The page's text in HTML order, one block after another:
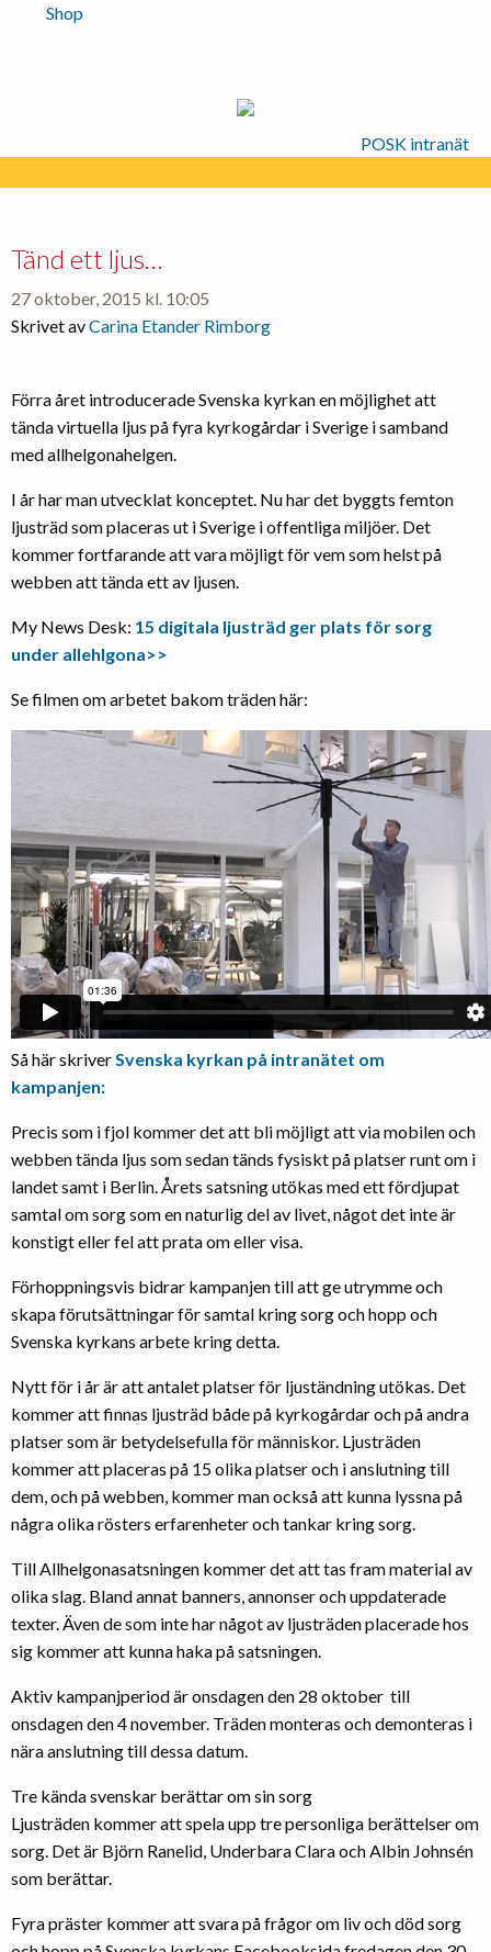
Shop
POSK intranät
Tänd ett ljus…
27 oktober, 2015 kl. 10:05
Skrivet avCarina Etander Rimborg
Förra året introducerade Svenska kyrkan en möjlighet att
tända virtuella ljus på fyra kyrkogårdar i Sverige i samband
med allhelgonahelgen.
I år har man utvecklat konceptet. Nu har det byggts femton
ljusträd som placeras ut i Sverige i offentliga miljöer. Det
kommer fortfarande att vara möjligt för vem som helst på
webben att tända ett av ljusen.
My News Desk: 15 digitala ljusträd ger plats för sorg
under allehlgona>>
Se filmen om arbetet bakom träden här:
Så här skriverSvenska kyrkan på intranätet om
kampanjen:
Precis som i fjol kommer det att bli möjligt att via mobilen och
webben tända ljus som sedan tänds fysiskt på platser runt om i
landet samt i Berlin. Årets satsning utökas med ett fördjupat
samtal om sorg som en naturlig del av livet, något det inte är
konstigt eller fel att prata om eller visa.
Förhoppningsvis bidrar kampanjen till att ge utrymme och
skapa förutsättningar för samtal kring sorg och hopp och
Svenska kyrkans arbete kring detta.
Nytt för i år är att antalet platser för ljuständning utökas. Det
kommer att finnas ljusträd både på kyrkogårdar och på andra
platser som är betydelsefulla för människor. Ljusträden
kommer att placeras på 15 olika platser och i anslutning till
dem, och på webben, kommer man också att kunna lyssna på
några olika rösters erfarenheter och tankar kring sorg.
Till Allhelgonasatsningen kommer det att tas fram material av
olika slag. Bland annat banners, annonser och uppdaterade
texter. Även de som inte har något av ljusträden placerade hos
sig kommer att kunna haka på satsningen.
Aktiv kampanjperiod är onsdagen den 28 oktober till
onsdagen den 4 november. Träden monteras och demonteras i
nära anslutning till dessa datum.
Tre kända svenskar berättar om sin sorg
Ljusträden kommer att spela upp tre personliga berättelser om
sorg. Det är Björn Ranelid, Underbara Clara och Albin Johnsén
som berättar.
Fyra präster kommer att svara på frågor om liv och död sorg